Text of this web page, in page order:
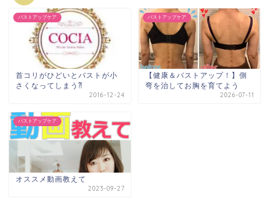
バストアップケア
首コリがひどいとバストが小
さくなってしまう⁈
2016-12-24
バストアップケア
【健康＆バストアップ！】側
弯を治してお胸を育てよう
2026-07-11
バストアップケア
オススメ動画教えて
2023-09-27